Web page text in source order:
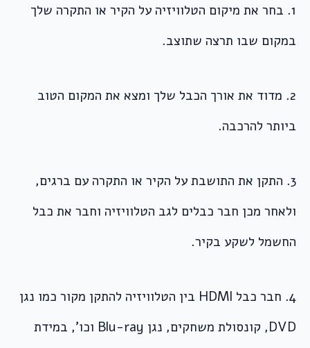
1. בחר את מיקום הטלוויזיה על הקיר או התקרה שלך
במקום שבו תרצה שתוצב.
2. מדוד את אורך הכבל שלך ומצא את המקום הטוב
ביותר להרכבה.
3. התקן את התושבת על הקיר או התקרה עם ברגים,
ולאחר מכן חבר כבלים לגב הטלוויזיה וחבר את כבל
החשמל לשקע בקיר.
4. חבר כבל HDMI בין הטלוויזיה להתקן מקור כמו נגן
DVD, קונסולת משחקים, נגן Blu-ray וכו’, במידת